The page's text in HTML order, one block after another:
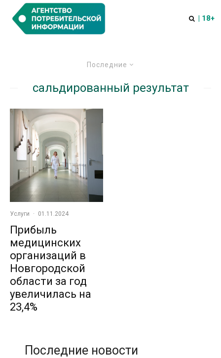
| 18+
Последние
сальдированный результат
Услуги · 01.11.2024
Прибыль
медицинских
организаций в
Новгородской
области за год
увеличилась на
23,4%
Последние новости